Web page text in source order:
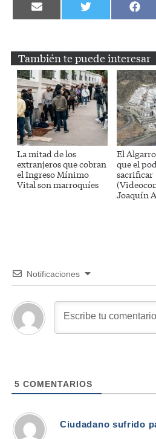
Compartir
en
Compartir
en en
También te puede interesar
La mitad de los
extranjeros que cobran
el Ingreso Mínimo
Vital son marroquíes
El
que el
sacrificar
Joaquín
Notificaciones
5 COMENTARIOS
Ciudadano sufrido